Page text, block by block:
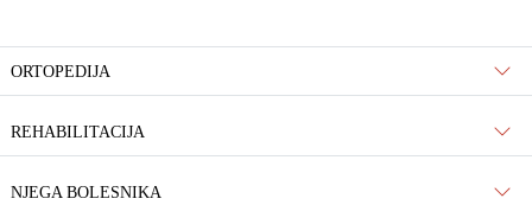
ORTOPEDIJA
REHABILITACIJA
NJEGA BOLESNIKA